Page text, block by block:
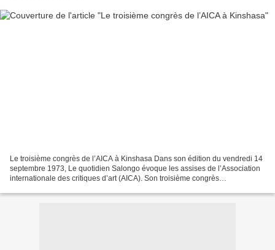
Le troisième congrès de l’AICA à Kinshasa Dans son édition du vendredi 14
septembre 1973, Le quotidien Salongo évoque les assises de l’Association
internationale des critiques d’art (AICA). Son troisième congrès